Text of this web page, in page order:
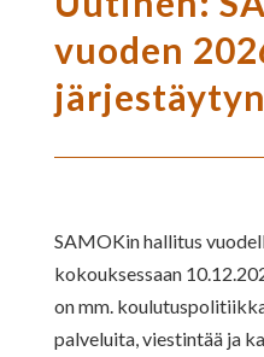
vuoden
SAMOKin hallitus
kokouksessaan
on mm.
palveluita, viestintää ja